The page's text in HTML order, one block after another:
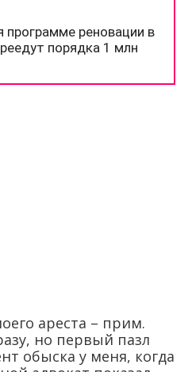
ареста – прим.
но первый пазл
обыска у меня, когда